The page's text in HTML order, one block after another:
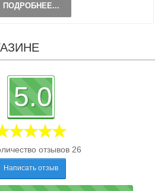
ПОДРОБНЕЕ...
5.0
отзывов 26
Написать отзыв